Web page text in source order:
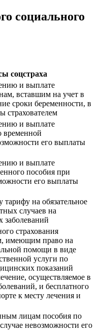
социального
соцстраха
и выплате
вставшим на учет в
сроки беременности, в
страхователем
и выплате
временной
его выплаты
и выплате
пособия при
его выплаты
тарифу на обязательное
случаев на
заболеваний
страхования
имеющим право на
помощи в виде
услуги по
показаний
осуществляемое в
и бесплатного
к месту лечения и
лицам пособия по
невозможности его